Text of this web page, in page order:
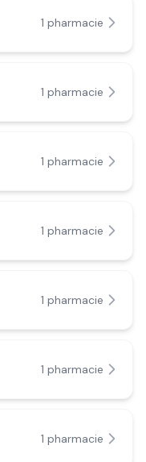
1 pharmacie
1 pharmacie
1 pharmacie
1 pharmacie
1 pharmacie
1 pharmacie
1 pharmacie